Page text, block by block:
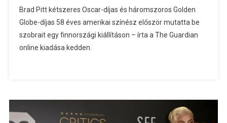
Brad Pitt kétszeres Oscar-díjas és háromszoros Golden
Globe-díjas 58 éves amerikai színész először mutatta be
szobrait egy finnországi kiállításon – írta a The Guardian
online kiadása kedden.